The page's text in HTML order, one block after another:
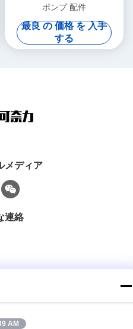
ポンプ 配件
最良 の 価格 を 入手
する
メディア
連絡
AM